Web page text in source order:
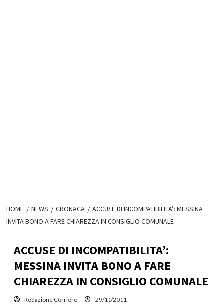
HOME NEWS CRONACA
ACCUSE DI INCOMPATIBILITA’: MESSINA
INVITA BONO A FARE CHIAREZZA IN CONSIGLIO COMUNALE
ACCUSE DI INCOMPATIBILITA’:
MESSINA INVITA BONO A FARE
CHIAREZZA IN CONSIGLIO COMUNALE
Redazione Corriere 29/11/2011